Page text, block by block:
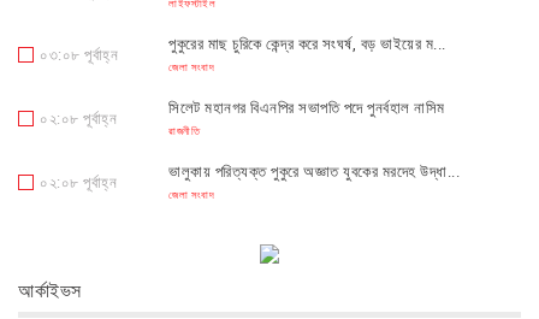
লাইফস্টাইল
০৩:০৮ পূর্বাহ্ন
পুকুরের মাছ চুরিকে কেন্দ্র করে সংঘর্ষ, বড় ভাইয়ের ম...
জেলা সংবাদ
০২:০৮ পূর্বাহ্ন
সিলেট মহানগর বিএনপির সভাপতি পদে পুনর্বহাল নাসিম
রাজনীতি
০২:০৮ পূর্বাহ্ন
ভালুকায় পরিত্যক্ত পুকুরে অজ্ঞাত যুবকের মরদেহ উদ্ধা...
জেলা সংবাদ
আর্কাইভস